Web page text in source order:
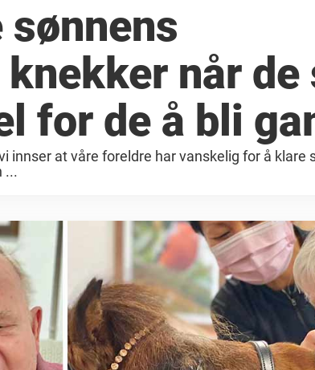
sønnens
når de
for de å bli
innser at våre foreldre har vanskelig for å klare
...